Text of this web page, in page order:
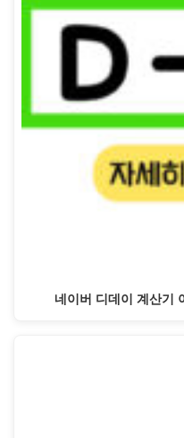
네이버 디데이 계산기